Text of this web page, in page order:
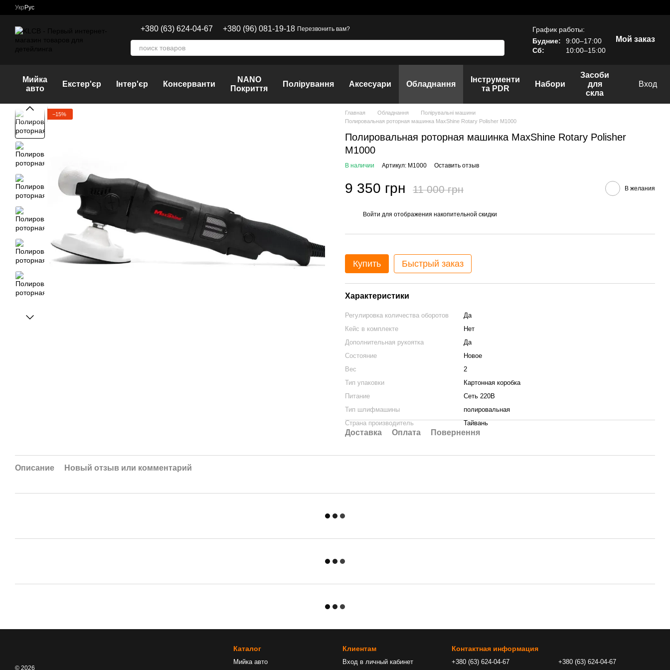
Перейти к основному контенту
Укр Рус
+380 (63) 624-04-67 +380 (96) 081-19-18 Перезвонить вам?
График работы:
Будние:
9:00–17:00
Сб:
10:00–15:00
Мой заказ
Мийка
авто
Екстер'єр Інтер'єр Консерванти
NANO
Покриття
Полірування Аксесуари Обладнання
Інструменти
та PDR
Набори
Засоби
для
скла
Вход
−15% Главная Обладнання
Полірувальні машини
Полировальная роторная машинка MaxShine Rotary Polisher M1000
Полировальная роторная машинка MaxShine Rotary Polisher
M1000
В наличии Артикул: M1000 Оставить отзыв
9 350 грн 11 000 грн В желания
Войти для отображения накопительной скидки
Купить Быстрый заказ
Характеристики
Регулировка количества оборотов
Да
Кейс в комплекте
Нет
Дополнительная рукоятка
Да
Состояние
Новое
Вес
2
Тип упаковки
Картонная коробка
Питание
Сеть 220В
Тип шлифмашины
полировальная
Страна производитель
Тайвань
Доставка Оплата Повернення
Описание Новый отзыв или комментарий
© 2026
Каталог
Мийка авто
Клиентам
Вход в личный кабинет
Контактная информация
+380 (63) 624-04-67 +380 (63) 624-04-67